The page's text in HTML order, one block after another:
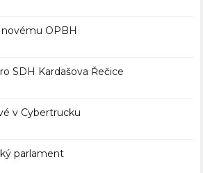
OPBH
SDH Kardašova Řečice
v Cybertrucku
parlament